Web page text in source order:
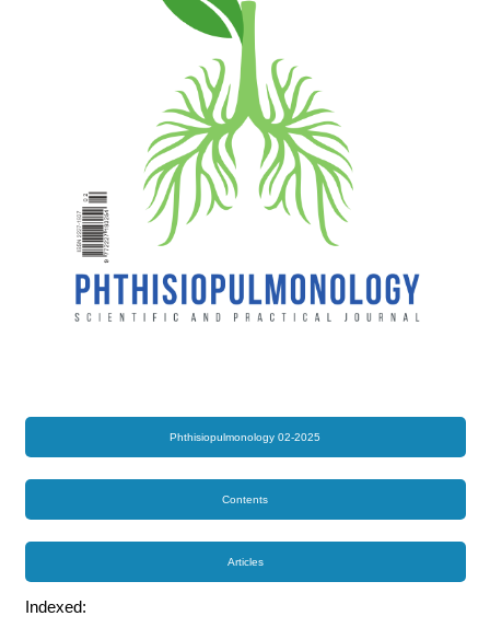
Phthisiopulmonology 02-2025
Contents
Articles
Indexed: